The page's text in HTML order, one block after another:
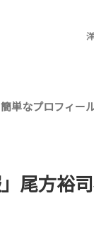
簡単なプロフィー
尾方裕